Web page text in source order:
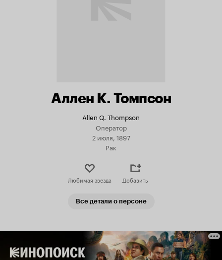
Аллен К. Томпсон
Allen Q. Thompson
Оператор
2 июля, 1897
Рак
Любимая звезда Добавить
Все детали о персоне